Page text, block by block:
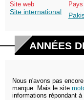
Site web
Site international
ANNÉES
Nous n'avons pas
marque. Mais le site
informations répondant